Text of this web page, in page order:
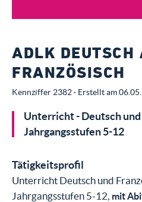
ADLK DEUTSCH
FRANZÖSISCH
Kennziffer 2382 · Erstellt am
Unterricht - Deutsch
Jahrgangsstufen 5-12
Tätigkeitsprofil
Unterricht Deutsch und
Jahrgangsstufen 5-12, mit